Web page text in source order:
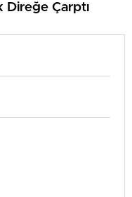
Direğe Çarptı